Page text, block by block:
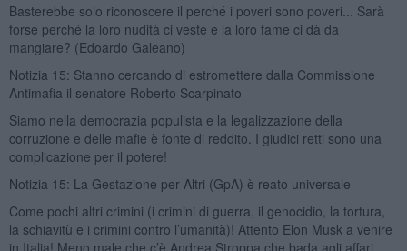
Basterebbe solo riconoscere il perché i poveri sono poveri... Sarà
forse perché la loro nudità ci veste e la loro fame ci dà da
mangiare? (Edoardo Galeano)
Notizia 15: Stanno cercando di estromettere dalla Commissione
Antimafia il senatore Roberto Scarpinato
Siamo nella democrazia populista e la legalizzazione della
corruzione e delle mafie è fonte di reddito. I giudici retti sono una
complicazione per il potere!
Notizia 15: La Gestazione per Altri (GpA) è reato universale
Come pochi altri crimini (i crimini di guerra, il genocidio, la tortura,
la schiavitù e i crimini contro l’umanità)! Attento Elon Musk a venire
in Italia! Meno male che c’è Andrea Stroppa che bada agli affari